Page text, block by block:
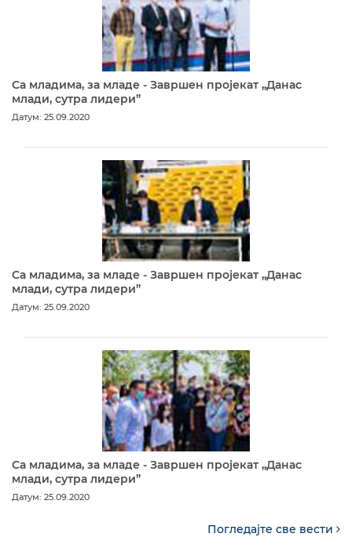
Са младима, за младе - Завршен пројекат „Данас
млади, сутра лидери”
Датум: 25.09.2020
Са младима, за младе - Завршен пројекат „Данас
млади, сутра лидери”
Датум: 25.09.2020
Са младима, за младе - Завршен пројекат „Данас
млади, сутра лидери”
Датум: 25.09.2020
Погледајте све вести